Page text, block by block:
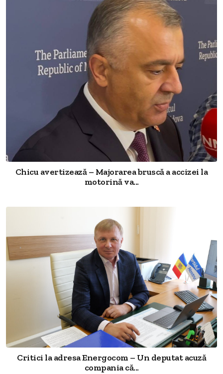
Chicu avertizează – Majorarea bruscă a accizei la
motorină va...
Critici la adresa Energocom – Un deputat acuză
compania că...